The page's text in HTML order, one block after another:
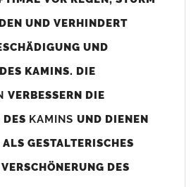
anfragen).
angefertigt. Sollten die Bohrungen
"ohne"Bohrungen (Auswahlfeld)
Abstand vom Kaminrand ca.
UND VERHINDERT
UND
KAMINS. DIE
VERBESSERN DIE
KAMINS UND DIENEN
GESTALTERISCHES
DES